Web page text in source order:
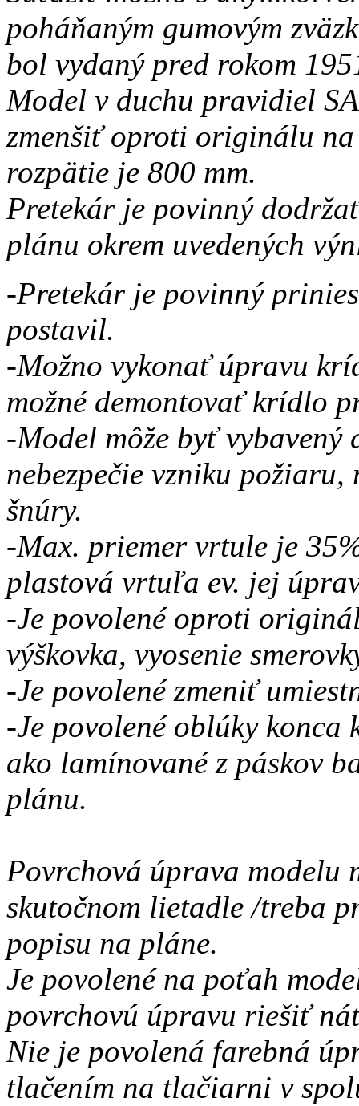
poháňaným gumovým
bol vydaný pred rokom
Model v duchu pravidiel
zmenšiť oproti originálu
rozpätie je 800 mm.
Pretekár je povinný
plánu okrem uvedených
-Pretekár je povinný
postavil.
-Možno vykonať úpravu
možné demontovať krídlo
-Model môže byť
nebezpečie vzniku
šnúry.
-Max. priemer vrtule je
plastová vrtuľa ev. jej
-Je povolené oproti
výškovka, vyosenie
-Je povolené zmeniť
-Je povolené oblúky konca
ako lamínované z páskov
plánu.
Povrchová úprava modelu
skutočnom lietadle /treba
popisu na pláne.
Je povolené na poťah
povrchovú úpravu riešiť
Nie je povolená farebná
tlačením na tlačiarni v